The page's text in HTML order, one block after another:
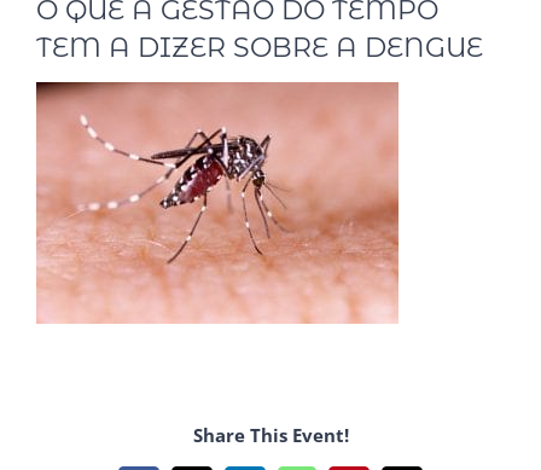
O QUE A GESTÃO DO TEMPO
TEM A DIZER SOBRE A DENGUE
Share This Event!